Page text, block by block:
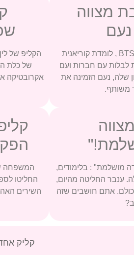
נעם
הכירו את נעם, מכורה קשות ל-BTS , לומדת קוריאנית
עם חברות ועם
שלה, נעם הזמינה את
הקליפ של
של כלת
אקרובטיקה
מושלמת" : בלימודים,
ענבר החליטה מהיום,
אתם חושבים שזה
המשפחה
החליטו
השירים
קליק